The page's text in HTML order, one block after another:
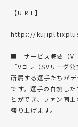
【U R L】
https://
■ サービス概要（Vコ
「Vコレ（SVリーグ
所属する選手たちが
です。選手の白熱し
とができ、ファン同
盛り上げます。